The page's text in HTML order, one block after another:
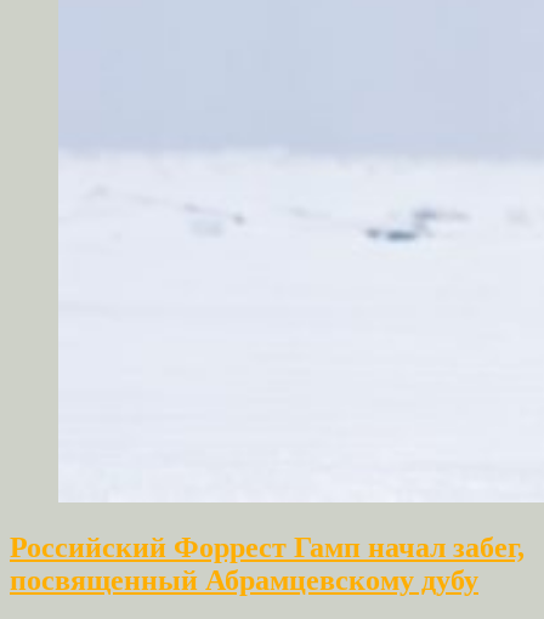
Российский Форрест Гамп начал забег,
посвященный Абрамцевскому дубу